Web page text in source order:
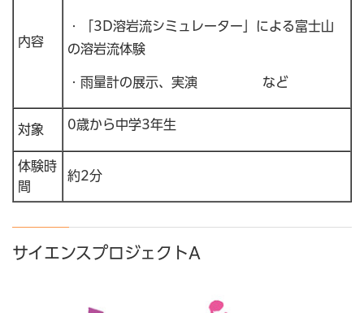
内容
・「3D溶岩流シミュレーター」による富士山
の溶岩流体験
・雨量計の展示、実演 など
対象 0歳から中学3年生
体験時
間
約2分
サイエンスプロジェクトA